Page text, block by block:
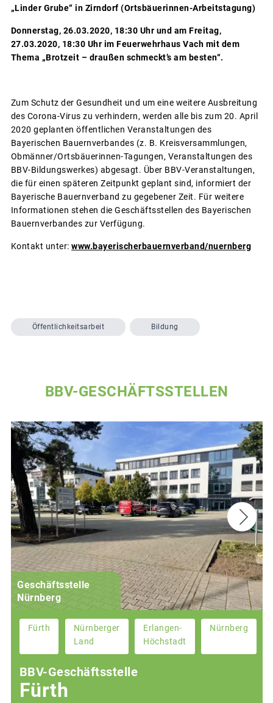
„Linder Grube“ in Zirndorf (Ortsbäuerinnen-Arbeitstagung)
Donnerstag, 26.03.2020, 18:30 Uhr und am Freitag,
27.03.2020, 18:30 Uhr im Feuerwehrhaus Vach mit dem
Thema „Brotzeit – draußen schmeckt’s am besten“.
Zum Schutz der Gesundheit und um eine weitere Ausbreitung
des Corona-Virus zu verhindern, werden alle bis zum 20. April
2020 geplanten öffentlichen Veranstaltungen des
Bayerischen Bauernverbandes (z. B. Kreisversammlungen,
Obmänner/Ortsbäuerinnen-Tagungen, Veranstaltungen des
BBV-Bildungswerkes) abgesagt. Über BBV-Veranstaltungen,
die für einen späteren Zeitpunkt geplant sind, informiert der
Bayerische Bauernverband zu gegebener Zeit. Für weitere
Informationen stehen die Geschäftsstellen des Bayerischen
Bauernverbandes zur Verfügung.
Kontakt unter: www.bayerischerbauernverband/nuernberg
Öffentlichkeitsarbeit Bildung
BBV-GESCHÄFTSSTELLEN
Geschäftsstelle
Nürnberg
Fürth
Nürnberger
Land
Erlangen-
Höchstadt
Nürnberg
BBV-Geschäftsstelle
Fürth